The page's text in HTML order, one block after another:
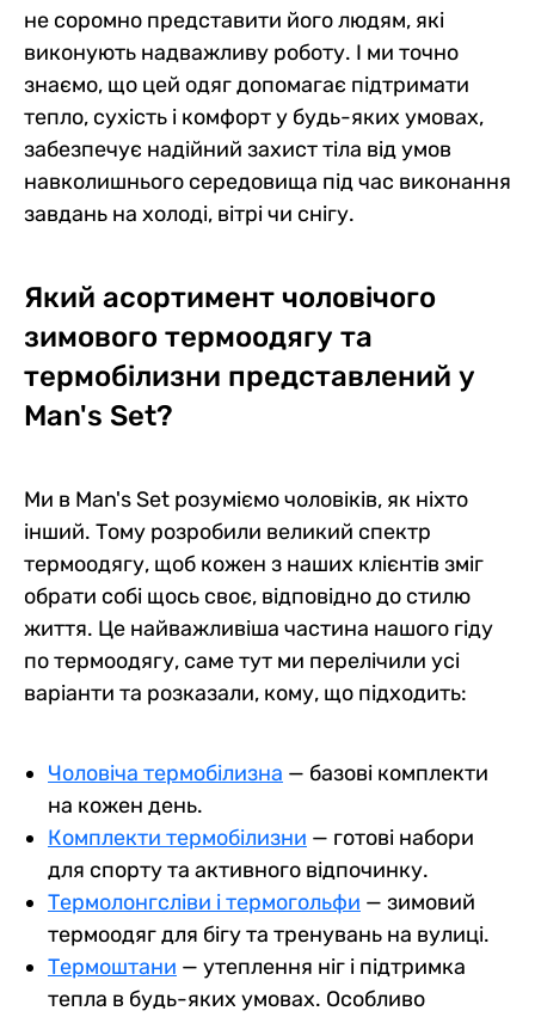
не соромно представити його людям, які
виконують надважливу роботу. І ми точно
знаємо, що цей одяг допомагає підтримати
тепло, сухість і комфорт у будь-яких умовах,
забезпечує надійний захист тіла від умов
навколишнього середовища під час виконання
завдань на холоді, вітрі чи снігу.
Який асортимент чоловічого
зимового термоодягу та
термобілизни представлений у
Man's Set?
Ми в Man's Set розуміємо чоловіків, як ніхто
інший. Тому розробили великий спектр
термоодягу, щоб кожен з наших клієнтів зміг
обрати собі щось своє, відповідно до стилю
життя. Це найважливіша частина нашого гіду
по термоодягу, саме тут ми перелічили усі
варіанти та розказали, кому, що підходить:
Чоловіча термобілизна — базові комплекти
на кожен день.
Комплекти термобілизни — готові набори
для спорту та активного відпочинку.
Термолонгсліви і термогольфи — зимовий
термоодяг для бігу та тренувань на вулиці.
Термоштани — утеплення ніг і підтримка
тепла в будь-яких умовах. Особливо